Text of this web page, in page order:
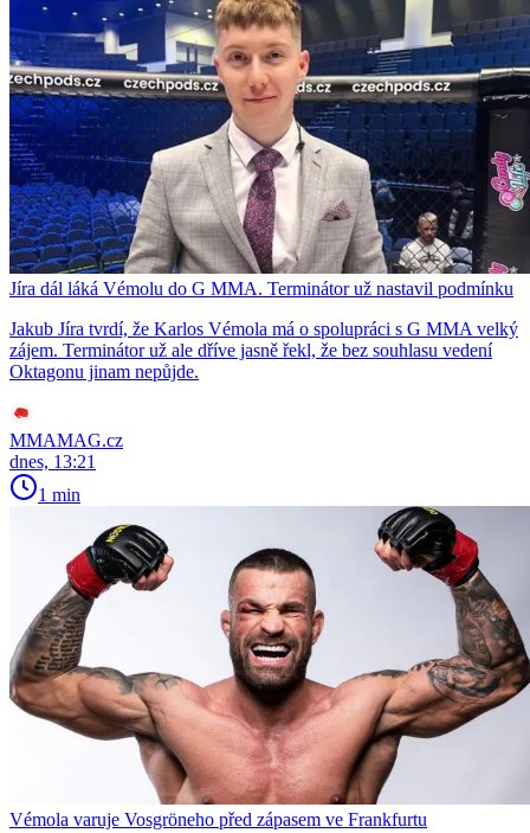
Jíra dál láká Vémolu do G MMA. Terminátor už nastavil podmínku
Jakub Jíra tvrdí, že Karlos Vémola má o spolupráci s G MMA velký
zájem. Terminátor už ale dříve jasně řekl, že bez souhlasu vedení
Oktagonu jinam nepůjde.
MMAMAG.cz
dnes, 13:21
1 min
Vémola varuje Vosgröneho před zápasem ve Frankfurtu